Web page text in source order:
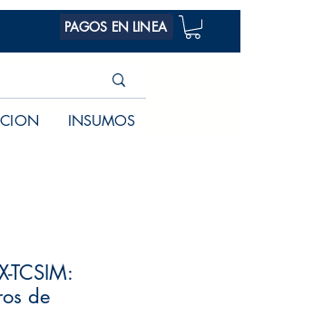
PAGOS EN LINEA
INSUMOS
TCSIM:
de